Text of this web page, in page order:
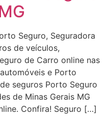
Seguro, Seguradora
de veículos,
de Carro online nas
e Porto
seguros Porto Seguro
de Minas Gerais MG
Confira! Seguro […]